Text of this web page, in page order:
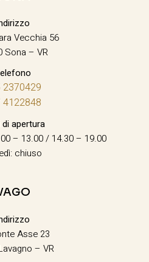
Vecchia 56
Sona – VR
2370429
4122848
di apertura
– 13.00 / 14.30 – 19.00
chiuso
Asse 23
– VR